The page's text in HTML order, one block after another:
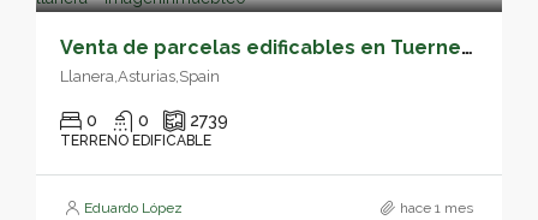
Venta de parcelas edificables en Tuernes el Grande, Llanera – 05163
Llanera,Asturias,Spain
0 0 2739
TERRENO EDIFICABLE
Eduardo López hace 1 mes